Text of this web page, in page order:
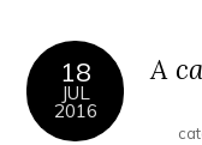
18
JUL
2016
A